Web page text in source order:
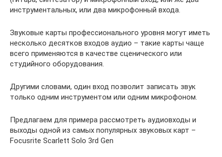
инструментальных, или два микрофонный входа.
Звуковые карты профессионального уровня могут иметь
несколько десятков входов аудио – такие карты чаще
всего применяются в качестве сценического или
студийного оборудования.
Другими словами, один вход позволит записать звук
только одним инструментом или одним микрофоном.
Предлагаем для примера рассмотреть аудиовходы и
выходы одной из самых популярных звуковых карт –
Focusrite Scarlett Solo 3rd Gen